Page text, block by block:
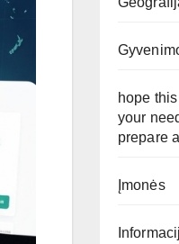
hope
your
prepare
Įmonės